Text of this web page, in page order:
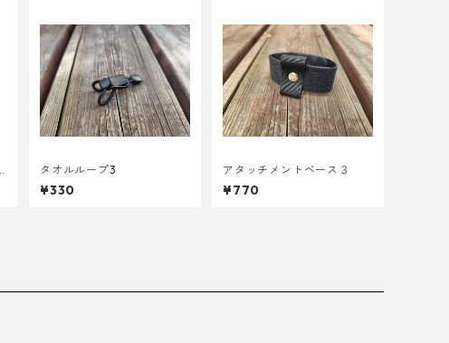
タオルループ3
¥330
アタッチメントベース３
¥770